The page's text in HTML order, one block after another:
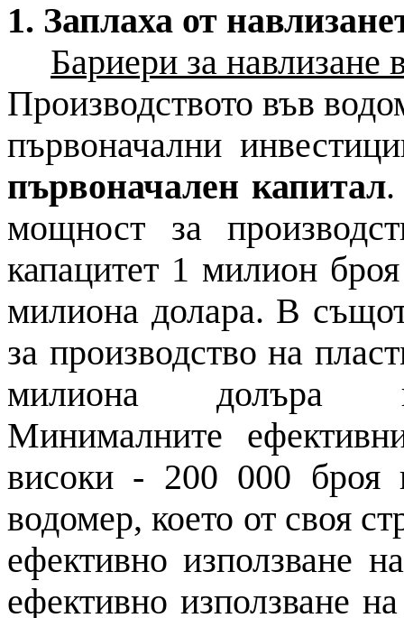
1. Заплаха от
Бариери за навлизане
Производството във
първоначални
първоначален капитал.
мощност за
капацитет 1 милион
милиона долара. В
за производство на
милиона долъра
Минималните
високи - 200 000 броя
водомер, което от своя
ефективно използване
ефективно използване